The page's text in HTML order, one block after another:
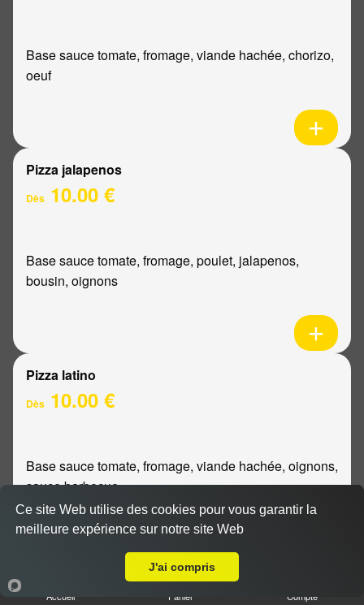
Base sauce tomate, fromage, viande hachée, chorizo,
oeuf
Pizza jalapenos
Dès 10.00 €
Base sauce tomate, fromage, poulet, jalapenos,
bousin, oignons
Pizza latino
Dès 10.00 €
Base sauce tomate, fromage, viande hachée, oignons,
sauce barbecue
Accueil Panier Compte
Ce site Web utilise des cookies pour vous garantir la
meilleure expérience sur notre site Web
J'ai compris